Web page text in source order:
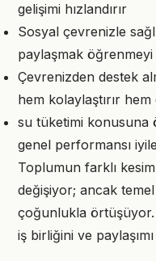
gelişimi hızlandırır
Sosyal çevrenizle
paylaşmak
Çevrenizden destek
hem kolaylaştırır
su tüketimi konusuna
genel performansı
Toplumun farklı
değişiyor; ancak
çoğunlukla örtüşüyor.
iş birliğini ve